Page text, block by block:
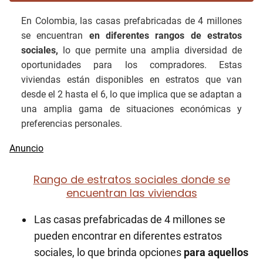
En Colombia, las casas prefabricadas de 4 millones
se encuentran en diferentes rangos de estratos
sociales, lo que permite una amplia diversidad de
oportunidades para los compradores. Estas
viviendas están disponibles en estratos que van
desde el 2 hasta el 6, lo que implica que se adaptan a
una amplia gama de situaciones económicas y
preferencias personales.
Rango de estratos sociales donde se
encuentran las viviendas
Las casas prefabricadas de 4 millones se
pueden encontrar en diferentes estratos
sociales, lo que brinda opciones para aquellos